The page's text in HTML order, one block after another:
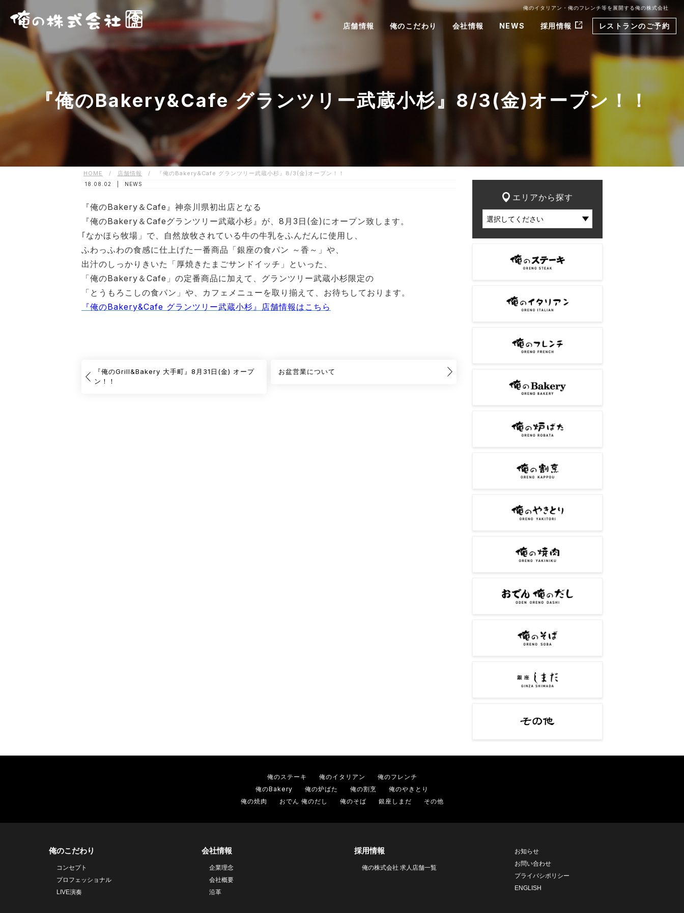
俺のイタリアン・俺のフレンチ等を展開する俺の株式会社
店舗情報 俺のこだわり 会社情報 NEWS 採用情報 レストランのご予約
『俺のBakery&Cafe グランツリー武蔵小杉』8/3(金)オープン！！
HOME / 店舗情報 / 『俺のBakery&Cafe グランツリー武蔵小杉』8/3(金)オープン！！
18.08.02 | NEWS
『俺のBakery＆Cafe』神奈川県初出店となる
『俺のBakery＆Cafeグランツリー武蔵小杉』が、8月3日(金)にオープン致します。
｢なかほら牧場」で、自然放牧されている牛の牛乳をふんだんに使用し、
ふわっふわの食感に仕上げた一番商品「銀座の食パン ～香～」や、
出汁のしっかりきいた「厚焼きたまごサンドイッチ」といった、
「俺のBakery＆Cafe」の定番商品に加えて、グランツリー武蔵小杉限定の
「とうもろこしの食パン」や、カフェメニューを取り揃えて、お待ちしております。
『俺のBakery&Cafe グランツリー武蔵小杉』店舗情報はこちら
『俺のGrill&Bakery 大手町』8月31日(金) オープ
ン！！
お盆営業について
エリアから探す
俺のステーキ 俺のイタリアン
俺のフレンチ
俺のBakery
俺の炉ばた 俺の割烹
俺のやきとり
俺の焼肉
おでん 俺のだし 俺のそば 銀座しまだ その他
俺のこだわり
コンセプト
プロフェッショナル
LIVE演奏
会社情報
企業理念
会社概要
沿革
採用情報
俺の株式会社 求人店舗一覧
お知らせ
お問い合わせ
プライバシポリシー
ENGLISH